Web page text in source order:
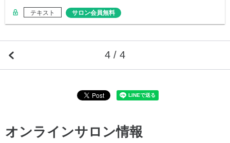
テキスト サロン会員無料
4 / 4
オンラインサロン情報